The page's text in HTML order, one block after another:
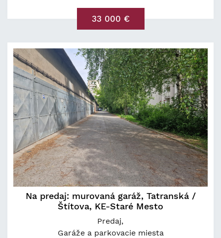
33 000 €
Na predaj: murovaná garáž, Tatranská /
Štítova, KE-Staré Mesto
Predaj
Garáže a parkovacie miesta